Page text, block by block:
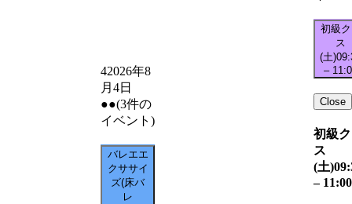
42026年8
月4日
●●(3件の
イベント)
バレエエ
クササイ
ズ(床バ
レ
初級
ス
(土)
–
Close
初級
ス
(土)
– 11:00